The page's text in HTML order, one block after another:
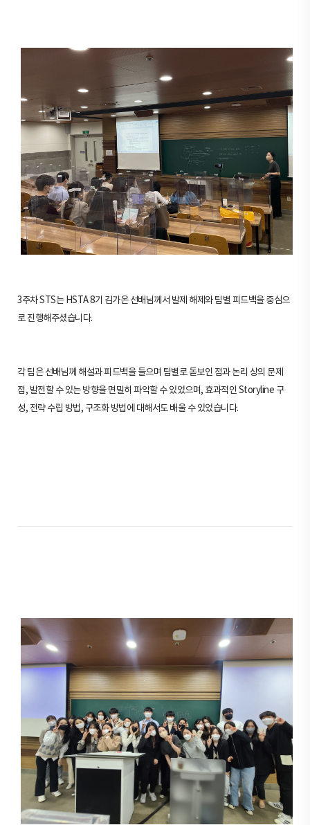
3주차 STS는 HSTA 8기 김가온 선배님께서 발제 해제와 팀별 피드백을 중심으
로 진행해주셨습니다.
각 팀은 선배님께 해설과 피드백을 들으며 팀별로 돋보인 점과 논리 상의 문제
점, 발전할 수 있는 방향을 면밀히 파악할 수 있었으며, 효과적인 Storyline 구
성, 전략 수립 방법, 구조화 방법에 대해서도 배울 수 있었습니다.